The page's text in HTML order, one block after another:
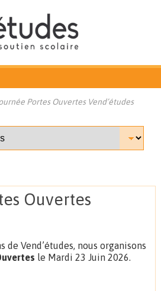
Portes Ouvertes Vend’études
Ouvertes
de Vend’études, nous organisons
le Mardi 23 Juin 2026.